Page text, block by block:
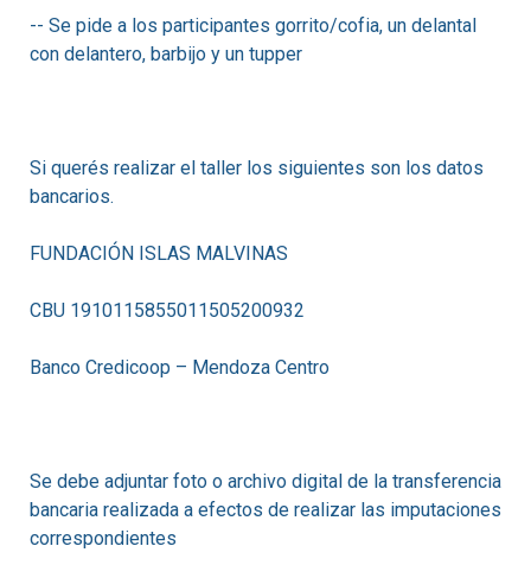
-- Se pide a los participantes gorrito/cofia, un delantal
con delantero, barbijo y un tupper
Si querés realizar el taller los siguientes son los datos
bancarios.
FUNDACIÓN ISLAS MALVINAS
CBU 1910115855011505200932
Banco Credicoop – Mendoza Centro
Se debe adjuntar foto o archivo digital de la transferencia
bancaria realizada a efectos de realizar las imputaciones
correspondientes